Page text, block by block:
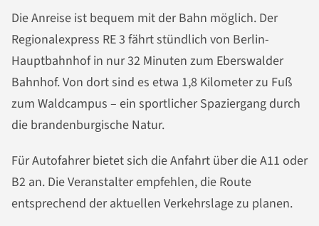
Die Anreise ist bequem mit der Bahn möglich. Der
Regionalexpress RE 3 fährt stündlich von Berlin-
Hauptbahnhof in nur 32 Minuten zum Eberswalder
Bahnhof. Von dort sind es etwa 1,8 Kilometer zu Fuß
zum Waldcampus – ein sportlicher Spaziergang durch
die brandenburgische Natur.
Für Autofahrer bietet sich die Anfahrt über die A11 oder
B2 an. Die Veranstalter empfehlen, die Route
entsprechend der aktuellen Verkehrslage zu planen.